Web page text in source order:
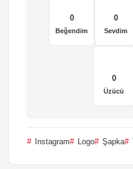
0
Beğendim
0
Sevdim
0
Üzücü
Instagram Logo Şapka